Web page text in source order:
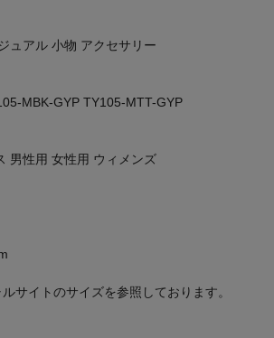
ュアル 小物 アクセサリー
MBK-GYP TY105-MTT-GYP
男性用 女性用 ウィメンズ
サイトのサイズを参照しております。